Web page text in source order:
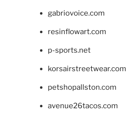
gabriovoice.com
resinflowart.com
p-sports.net
korsairstreetwear.com
petshopallston.com
avenue26tacos.com